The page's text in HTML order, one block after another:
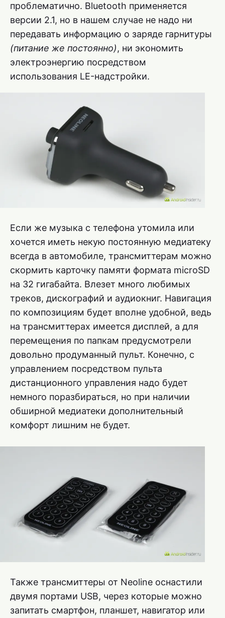
проблематично. Bluetooth применяется
версии 2.1, но в нашем случае не надо ни
передавать информацию о заряде гарнитуры
(питание же постоянно), ни экономить
электроэнергию посредством
использования LE-надстройки.
Если же музыка с телефона утомила или
хочется иметь некую постоянную медиатеку
всегда в автомобиле, трансмиттерам можно
скормить карточку памяти формата microSD
на 32 гигабайта. Влезет много любимых
треков, дискографий и аудиокниг. Навигация
по композициям будет вполне удобной, ведь
на трансмиттерах имеется дисплей, а для
перемещения по папкам предусмотрели
довольно продуманный пульт. Конечно, с
управлением посредством пульта
дистанционного управления надо будет
немного поразбираться, но при наличии
обширной медиатеки дополнительный
комфорт лишним не будет.
Также трансмиттеры от Neoline оснастили
двумя портами USB, через которые можно
запитать смартфон, планшет, навигатор или